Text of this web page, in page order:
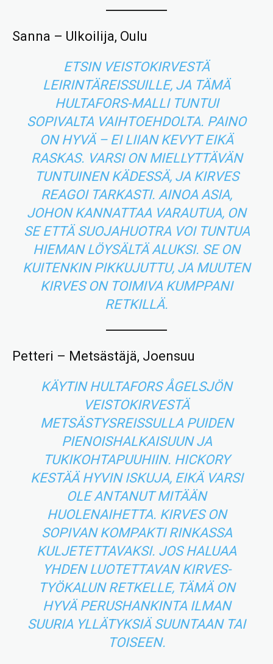
Sanna – Ulkoilija, Oulu
ETSIN VEISTOKIRVESTÄ
LEIRINTÄREISSUILLE, JA TÄMÄ
HULTAFORS-MALLI TUNTUI
SOPIVALTA VAIHTOEHDOLTA. PAINO
ON HYVÄ – EI LIIAN KEVYT EIKÄ
RASKAS. VARSI ON MIELLYTTÄVÄN
TUNTUINEN KÄDESSÄ, JA KIRVES
REAGOI TARKASTI. AINOA ASIA,
JOHON KANNATTAA VARAUTUA, ON
SE ETTÄ SUOJAHUOTRA VOI TUNTUA
HIEMAN LÖYSÄLTÄ ALUKSI. SE ON
KUITENKIN PIKKUJUTTU, JA MUUTEN
KIRVES ON TOIMIVA KUMPPANI
RETKILLÄ.
Petteri – Metsästäjä, Joensuu
KÄYTIN HULTAFORS ÅGELSJÖN
VEISTOKIRVESTÄ
METSÄSTYSREISSULLA PUIDEN
PIENOISHALKAISUUN JA
TUKIKOHTAPUUHIIN. HICKORY
KESTÄÄ HYVIN ISKUJA, EIKÄ VARSI
OLE ANTANUT MITÄÄN
HUOLENAIHETTA. KIRVES ON
SOPIVAN KOMPAKTI RINKASSA
KULJETETTAVAKSI. JOS HALUAA
YHDEN LUOTETTAVAN KIRVES-
TYÖKALUN RETKELLE, TÄMÄ ON
HYVÄ PERUSHANKINTA ILMAN
SUURIA YLLÄTYKSIÄ SUUNTAAN TAI
TOISEEN.